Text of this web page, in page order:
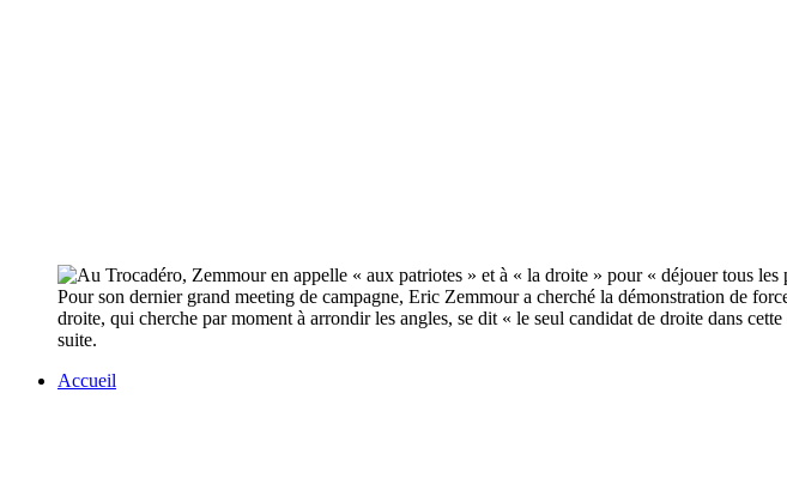
Pour son dernier grand meeting de campagne, Eric Zemmour a cherché la démonstration de
droite, qui cherche par moment à arrondir les angles, se dit « le seul candidat de droite dans
suite.
Accueil